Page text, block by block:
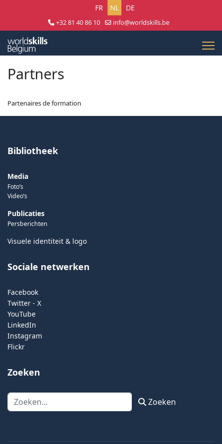
Selecteer uw taal
FR NL DE
+32 81 40 86 10
info@worldskills.be
Partners
Partenaires de formation
Bibliotheek
Media
Foto’s
Video’s
Publicaties
Persberichten
Visuele identiteit & logo
Sociale netwerken
Facebook
Twitter - X
YouTube
LinkedIn
Instagram
Flickr
Zoeken
Zoeken Zoeken